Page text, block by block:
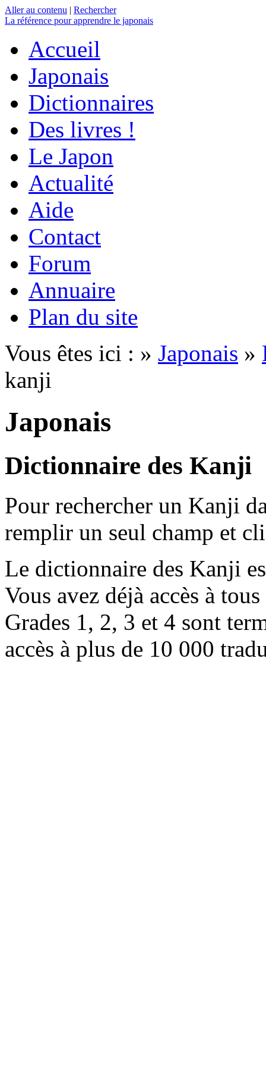
Aller au contenu | Rechercher
La référence pour apprendre le japonais
Accueil
Japonais
Dictionnaires
Des livres !
Le Japon
Actualité
Aide
Contact
Forum
Annuaire
Plan du site
Vous êtes ici : » Japonais »
kanji
Japonais
Dictionnaire des Kanji
Pour rechercher un Kanji
remplir un seul champ et
Le dictionnaire des Kanji
Vous avez déjà accès à
Grades 1, 2, 3 et 4 sont
accès à plus de 10 000